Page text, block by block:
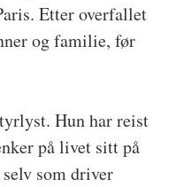
Etter overfallet
og familie, før
Hun har reist
på livet sitt på
som driver